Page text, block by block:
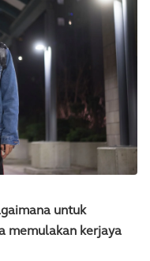
untuk
memulakan kerjaya